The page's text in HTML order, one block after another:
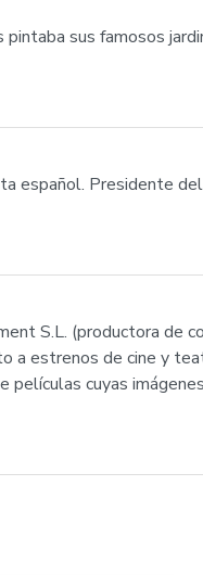
sus famosos
español. Presidente
S.L. (productora de
a estrenos de cine y
cuyas